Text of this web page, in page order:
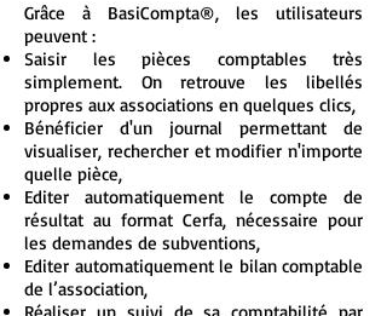
Grâce à BasiCompta®, les utilisateurs
peuvent :
Saisir les pièces comptables très
simplement. On retrouve les libellés
propres aux associations en quelques clics,
Bénéficier d'un journal permettant de
visualiser, rechercher et modifier n'importe
quelle pièce,
Editer automatiquement le compte de
résultat au format Cerfa, nécessaire pour
les demandes de subventions,
Editer automatiquement le bilan comptable
de l’association,